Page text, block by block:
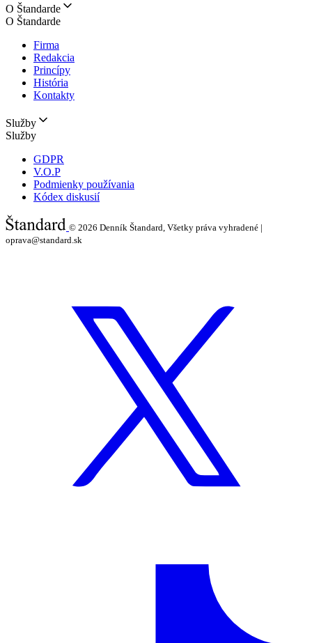
O Štandarde
O Štandarde
Firma
Redakcia
Princípy
História
Kontakty
Služby
Služby
GDPR
V.O.P
Podmienky používania
Kódex diskusií
© 2026 Denník Štandard, Všetky práva vyhradené |
oprava@standard.sk